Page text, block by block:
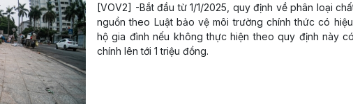
[VOV2] -Bắt đầu từ 1/1/2025, quy định về phân loại
nguồn theo Luật bảo vệ môi trường chính thức có
hộ gia đình nếu không thực hiện theo quy định này
chính lên tới 1 triệu đồng.